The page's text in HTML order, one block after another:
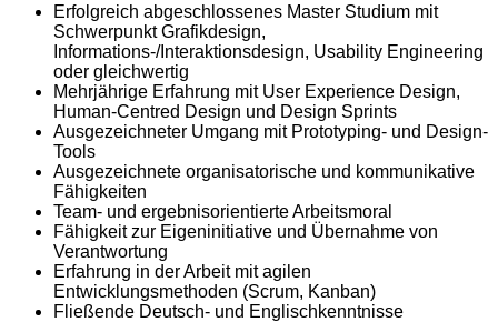
Erfolgreich abgeschlossenes Master Studium mit
Schwerpunkt Grafikdesign,
Informations-/Interaktionsdesign, Usability Engineering
oder gleichwertig
Mehrjährige Erfahrung mit User Experience Design,
Human-Centred Design und Design Sprints
Ausgezeichneter Umgang mit Prototyping- und Design-
Tools
Ausgezeichnete organisatorische und kommunikative
Fähigkeiten
Team- und ergebnisorientierte Arbeitsmoral
Fähigkeit zur Eigeninitiative und Übernahme von
Verantwortung
Erfahrung in der Arbeit mit agilen
Entwicklungsmethoden (Scrum, Kanban)
Fließende Deutsch- und Englischkenntnisse